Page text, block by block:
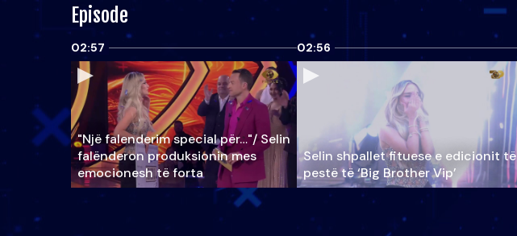
Episode
02:57
"Një falenderim special për…"/ Selin
falënderon produksionin mes
emocionesh të forta
02:56
Selin shpallet fituese e edicionit të
pestë të ‘Big Brother Vip’